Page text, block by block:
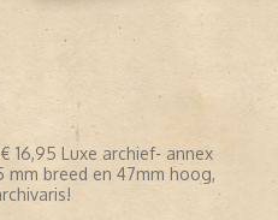
€ 16,95 Luxe archief- annex
mm breed en 47mm hoog,